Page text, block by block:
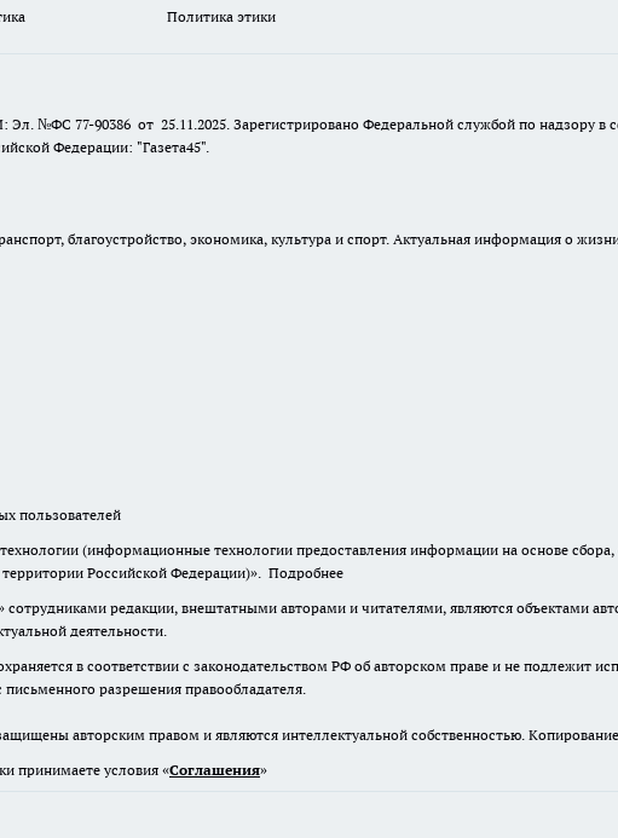
Политика этики
№ФС 77-90386 от 25.11.2025. Зарегистрировано Федеральной службой по надзору
Федерации: "Газета45".
благоустройство, экономика, культура и спорт. Актуальная информация о
пользователей
(информационные технологии предоставления информации на основе сбора,
Российской Федерации)». Подробнее
редакции, внештатными авторами и читателями, являются объектами
деятельности.
в соответствии с законодательством РФ об авторском праве и не подлежит
разрешения правообладателя.
авторским правом и являются интеллектуальной собственностью.
принимаете условия «Cоглашения»